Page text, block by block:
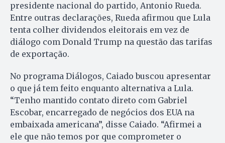
presidente nacional do partido, Antonio Rueda.
Entre outras declarações, Rueda afirmou que Lula
tenta colher dividendos eleitorais em vez de
diálogo com Donald Trump na questão das tarifas
de exportação.
No programa Diálogos, Caiado buscou apresentar
o que já tem feito enquanto alternativa a Lula.
“Tenho mantido contato direto com Gabriel
Escobar, encarregado de negócios dos EUA na
embaixada americana”, disse Caiado. “Afirmei a
ele que não temos por que comprometer o